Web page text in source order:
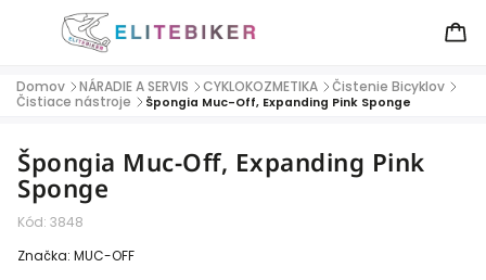
Domov / NÁRADIE A SERVIS / CYKLOKOZMETIKA / Čistenie Bicyklov /
Čistiace nástroje / Špongia Muc-Off, Expanding Pink Sponge
Špongia Muc-Off, Expanding Pink
Sponge
Kód: 3848
Značka: MUC-OFF